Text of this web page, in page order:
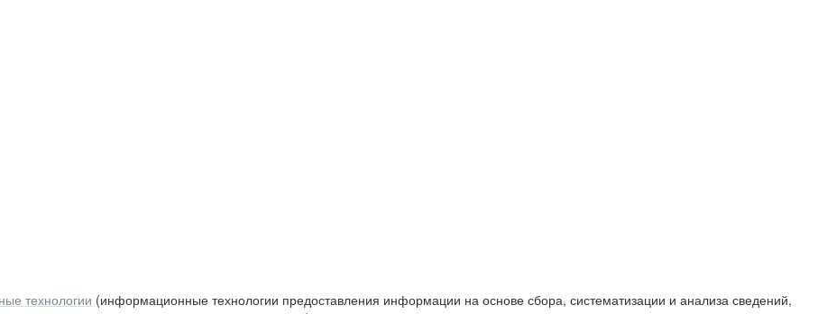
технологии (информационные технологии предоставления информации на основе сбора, систематизации и анализа сведений,